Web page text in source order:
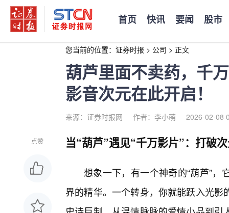
首页 快讯 要闻 股市
您当前的位置： 证券时报 > 公司 > 正文
葫芦里面不卖药，千
影音次元在此开启！
来源：证券时报网 作者：李小萌 2026-02-08
点赞 当“葫芦”遇见“千万影片”：打破
想象一下，有一个神奇的“葫芦”
界的精华。一个转身，你就能跃入光